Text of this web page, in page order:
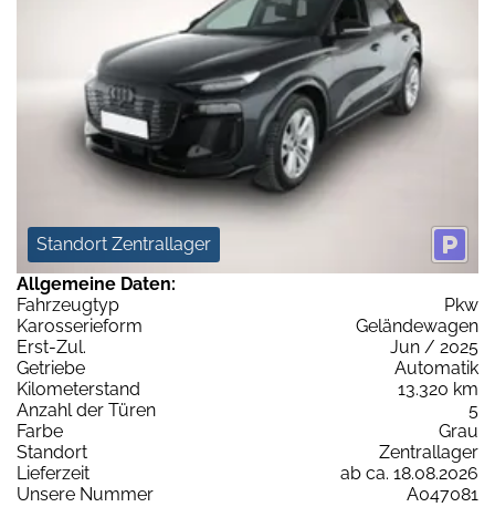
Standort Zentrallager
Allgemeine Daten:
Fahrzeugtyp
Pkw
Karosserieform
Geländewagen
Erst-Zul.
Jun / 2025
Getriebe
Automatik
Kilometerstand
13.320 km
Anzahl der Türen
5
Farbe
Grau
Standort
Zentrallager
Lieferzeit
ab ca. 18.08.2026
Unsere Nummer
A047081